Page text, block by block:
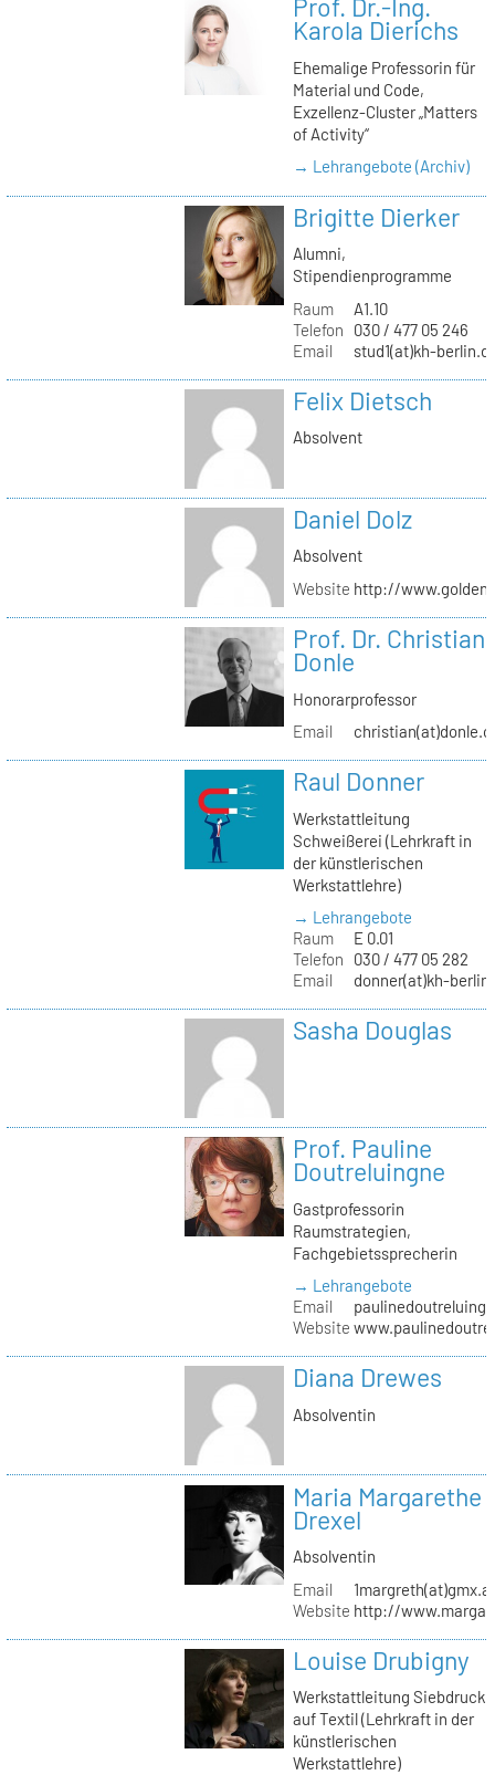
Prof. Dr.-Ing.
Karola Dierichs
Ehemalige Professorin für
Material und Code,
Exzellenz-Cluster „Matters
of Activity“
→ Lehrangebote (Archiv)
Brigitte Dierker
Alumni,
Stipendienprogramme
Raum
A1.10
Telefon
030 / 477 05 246
Email
stud1(at)kh-
Felix Dietsch
Absolvent
Daniel Dolz
Absolvent
Website http://
Prof. Dr. Christian
Donle
Honorarprofessor
Email
Raul Donner
Werkstattleitung
Schweißerei (Lehrkraft in
der künstlerischen
Werkstattlehre)
→ Lehrangebote
Raum
E 0.01
Telefon
030 / 477 05 282
Email
donner(at)kh-
Sasha Douglas
Prof. Pauline
Doutreluingne
Gastprofessorin
Raumstrategien,
Fachgebietssprecherin
→ Lehrangebote
Email
Website
Diana Drewes
Absolventin
Maria Margarethe
Drexel
Absolventin
Email
Website http://
Louise Drubigny
Werkstattleitung Siebdruck
auf Textil (Lehrkraft in der
künstlerischen
Werkstattlehre)